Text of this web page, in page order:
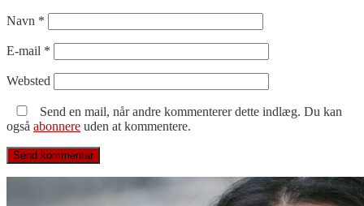
Navn *
E-mail *
Websted
Send en mail, når andre kommenterer dette indlæg. Du kan
også abonnere uden at kommentere.